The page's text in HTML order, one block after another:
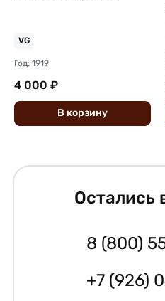
VG
Год: 1919
4 000 ₽
В корзину
Остались
8 (800)
+7 (926)